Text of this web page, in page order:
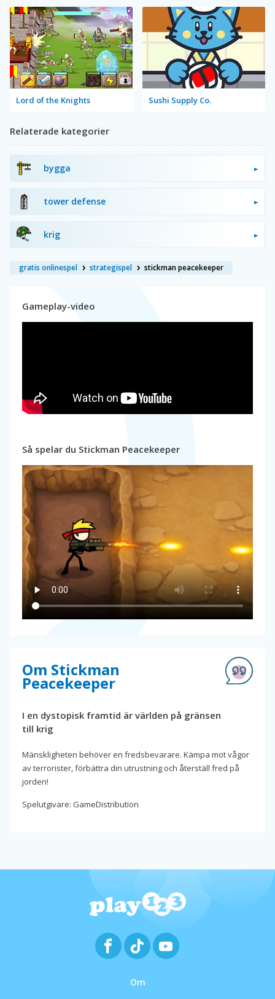
Lord of the Knights Sushi Supply Co.
Relaterade kategorier
bygga
tower defense
krig
gratis onlinespel strategispel stickman peacekeeper
Gameplay-video
Så spelar du Stickman Peacekeeper
Om Stickman
Peacekeeper
I en dystopisk framtid är världen på gränsen
till krig
Mänskligheten behöver en fredsbevarare. Kämpa mot vågor
av terrorister, förbättra din utrustning och återställ fred på
jorden!
Spelutgivare: GameDistribution
Om